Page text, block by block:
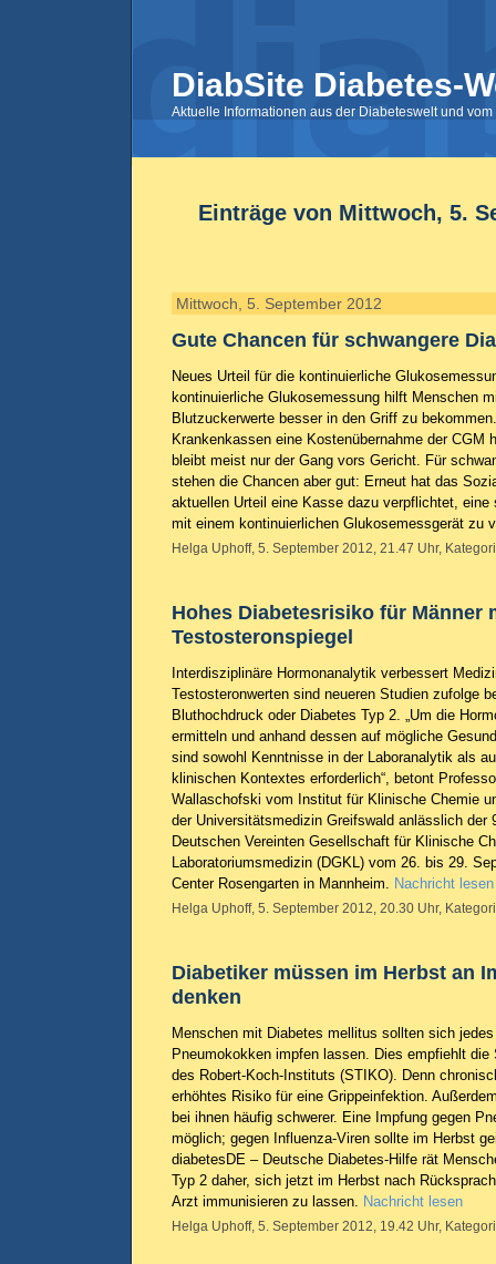
DiabSite Diabetes-
Aktuelle Informationen aus der Diabeteswelt und
Einträge von Mittwoch, 5.
Mittwoch, 5. September 2012
Gute Chancen für schwangere
Neues Urteil für die kontinuierliche
kontinuierliche Glukosemessung hilft Menschen
Blutzuckerwerte besser in den Griff zu
Krankenkassen eine Kostenübernahme der CGM
bleibt meist nur der Gang vors Gericht. Für
stehen die Chancen aber gut: Erneut hat das
aktuellen Urteil eine Kasse dazu verpflichtet, eine
mit einem kontinuierlichen Glukosemessgerät zu
Helga Uphoff, 5. September 2012, 21.47 Uhr,
Hohes Diabetesrisiko für Männer
Testosteronspiegel
Interdisziplinäre Hormonanalytik verbessert
Testosteronwerten sind neueren Studien zufolge
Bluthochdruck oder Diabetes Typ 2. „Um die
ermitteln und anhand dessen auf mögliche
sind sowohl Kenntnisse in der Laboranalytik als
klinischen Kontextes erforderlich“, betont
Wallaschofski vom Institut für Klinische Chemie
der Universitätsmedizin Greifswald anlässlich der
Deutschen Vereinten Gesellschaft für Klinische
Laboratoriumsmedizin (DGKL) vom 26. bis 29.
Center Rosengarten in Mannheim. Nachricht lesen
Helga Uphoff, 5. September 2012, 20.30 Uhr,
Diabetiker müssen im Herbst an
denken
Menschen mit Diabetes mellitus sollten sich
Pneumokokken impfen lassen. Dies empfiehlt
des Robert-Koch-Instituts (STIKO). Denn
erhöhtes Risiko für eine Grippeinfektion.
bei ihnen häufig schwerer. Eine Impfung gegen
möglich; gegen Influenza-Viren sollte im Herbst
diabetesDE – Deutsche Diabetes-Hilfe rät
Typ 2 daher, sich jetzt im Herbst nach
Arzt immunisieren zu lassen. Nachricht lesen
Helga Uphoff, 5. September 2012, 19.42 Uhr,